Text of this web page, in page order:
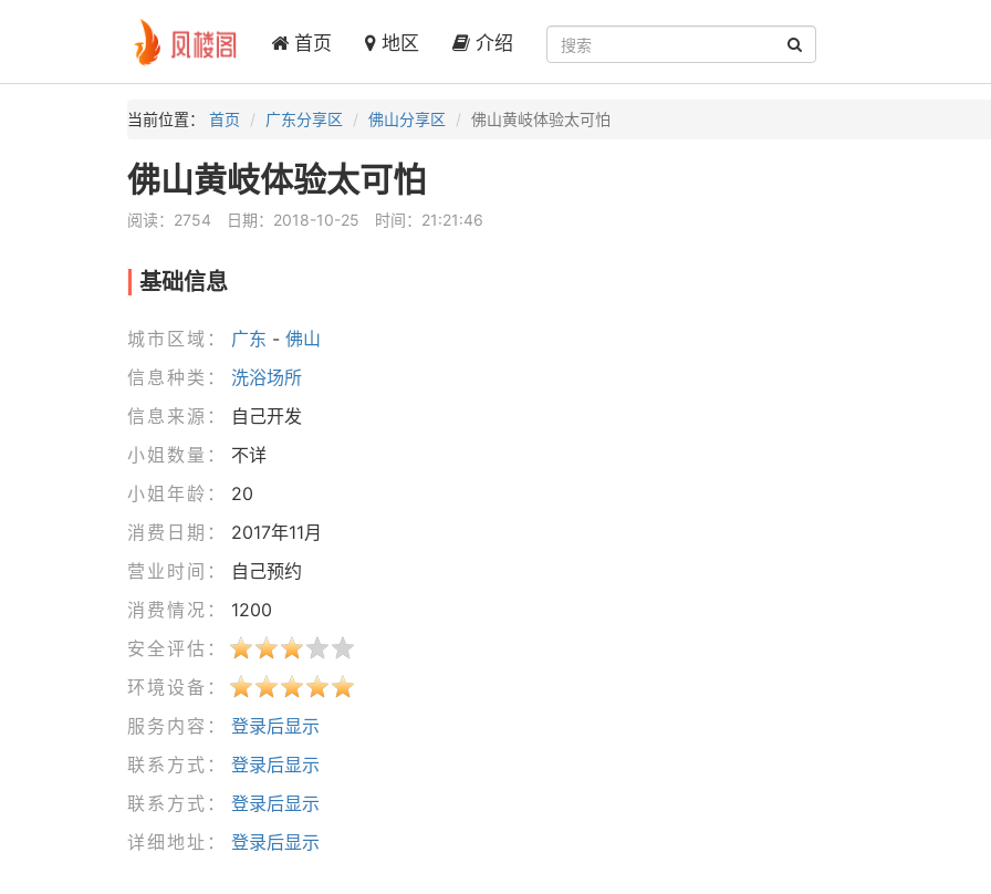
首页 地区 介绍
当前位置： 首页 广东分享区 佛山分享区 佛山黄岐体验太可怕
佛山黄岐体验太可怕
阅读：2754 日期：2018-10-25 时间：21:21:46
基础信息
城市区域： 广东 - 佛山
信息种类：
洗浴场所
信息来源：
自己开发
小姐数量：
不详
小姐年龄：
20
消费日期：
2017年11月
营业时间：
自己预约
消费情况：
1200
安全评估：
环境设备：
服务内容：
登录后显示
联系方式：
登录后显示
联系方式：
登录后显示
详细地址：
登录后显示